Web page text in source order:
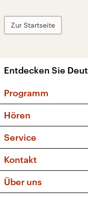
Zur Startseite
Entdecken Sie
Programm
Sendungen
Musikliste
Kakadu – Das
Hören
Frequenzen
Service
FAQ
Apps
Newsletter
Kontakt
Social Media
Über uns